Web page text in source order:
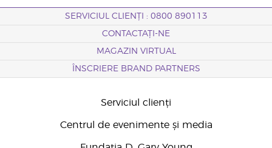
SERVICIUL CLIENȚI : 0800 890113
CONTACTAȚI-NE
MAGAZIN VIRTUAL
ÎNSCRIERE BRAND PARTNERS
Serviciul clienți
Centrul de evenimente și media